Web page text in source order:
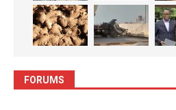
FORUMS